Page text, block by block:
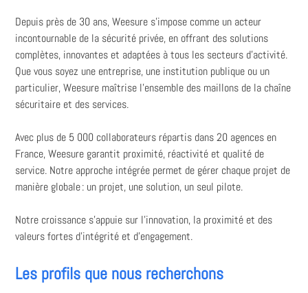
Depuis près de 30 ans, Weesure s’impose comme un acteur
incontournable de la sécurité privée, en offrant des solutions
complètes, innovantes et adaptées à tous les secteurs d’activité.
Que vous soyez une entreprise, une institution publique ou un
particulier, Weesure maîtrise l’ensemble des maillons de la chaîne
sécuritaire et des services.
Avec plus de 5 000 collaborateurs répartis dans 20 agences en
France, Weesure garantit proximité, réactivité et qualité de
service. Notre approche intégrée permet de gérer chaque projet de
manière globale : un projet, une solution, un seul pilote.
Notre croissance s’appuie sur l’innovation, la proximité et des
valeurs fortes d’intégrité et d’engagement.
Les profils que nous recherchons